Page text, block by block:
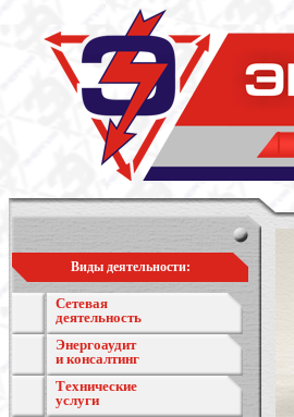
Виды деятельности:
Сетевая
деятельность
Энергоаудит
и консалтинг
Технические
услуги